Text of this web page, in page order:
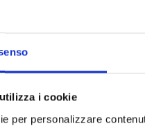
i cookie
per personalizzare
ti identifichi?